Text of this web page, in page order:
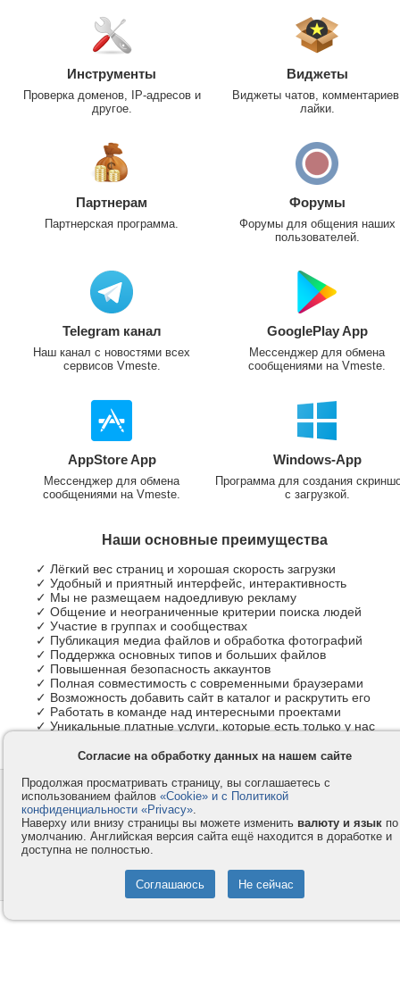
Инструменты
Проверка доменов, IP-адресов и
другое.
Виджеты
Виджеты чатов,
лайки.
Партнерам
Партнерская программа.
Форумы
Форумы для общения наших
пользователей.
Telegram канал
Наш канал с новостями всех
сервисов Vmeste.
GooglePlay App
Мессенджер для обмена
сообщениями на Vmeste.
AppStore App
Мессенджер для обмена
сообщениями на Vmeste.
Windows-App
Программа для создания
с загрузкой.
Наши основные преимущества
✓ Лёгкий вес страниц и хорошая скорость загрузки
✓ Удобный и приятный интерфейс, интерактивность
✓ Мы не размещаем надоедливую рекламу
✓ Общение и неограниченные критерии поиска людей
✓ Участие в группах и сообществах
✓ Публикация медиа файлов и обработка фотографий
✓ Поддержка основных типов и больших файлов
✓ Повышенная безопасность аккаунтов
✓ Полная совместимость с современными браузерами
✓ Возможность добавить сайт в каталог и раскрутить его
✓ Работать в команде над интересными проектами
✓ Уникальные платные услуги, которые есть только у нас
Контакты
Компания
Privacy и Cookie
Услуги
Как оплатить
Помощь
© 2008-2026
- Все права защищены.
Согласие на обработку данных на нашем сайте
Продолжая просматривать страницу, вы соглашаетесь с
использованием файлов «Cookie» и с Политикой
конфиденциальности «Privacy».
Наверху или внизу страницы вы можете изменить валюту и язык по
умолчанию. Английская версия сайта ещё находится в доработке и
доступна не полностью.